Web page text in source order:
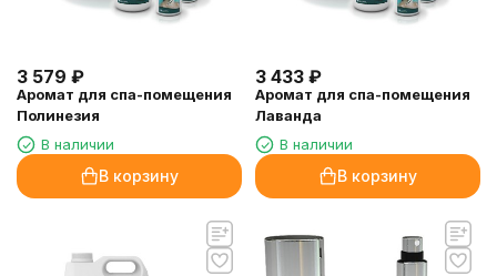
3 579 ₽
Аромат для спа-помещения
Полинезия
В наличии
В корзину
3 433 ₽
Аромат для спа-помещения
Лаванда
В наличии
В корзину